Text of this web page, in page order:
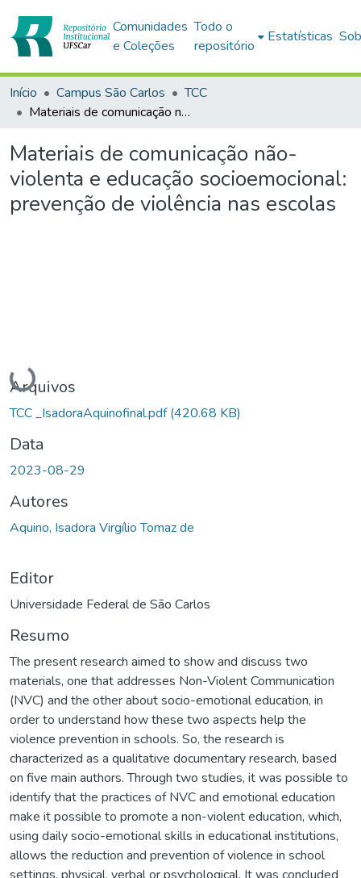
Comunidades
e Coleções
Todo o
repositório
Estatísticas
Início Campus São Carlos
TCC
Materiais de comunicação não-violenta e educação socioemocional: prevenção de violência nas escolas
Materiais de comunicação não-
violenta e educação socioemocional:
prevenção de violência nas escolas
Carregando...
Arquivos
TCC _IsadoraAquinofinal.pdf(420.68 KB)
Data
2023-08-29
Autores
Aquino, Isadora Virgílio Tomaz de
Editor
Universidade Federal de São Carlos
Resumo
The present research aimed to show and discuss two
materials, one that addresses Non-Violent Communication
(NVC) and the other about socio-emotional education, in
order to understand how these two aspects help the
violence prevention in schools. So, the research is
characterized as a qualitative documentary research, based
on five main authors. Through two studies, it was possible to
identify that the practices of NVC and emotional education
make it possible to promote a non-violent education, which,
using daily socio-emotional skills in educational institutions,
allows the reduction and prevention of violence in school